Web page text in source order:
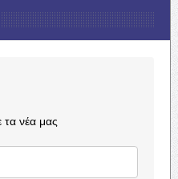
τα νέα μας